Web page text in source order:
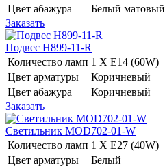
Цвет абажура
Белый матовый
Заказать
Подвес H899-11-R
Количество ламп 1 Х E14 (60W)
Цвет арматуры
Коричневый
Цвет абажура
Коричневый
Заказать
Светильник MOD702-01-W
Количество ламп 1 Х E27 (40W)
Цвет арматуры
Белый